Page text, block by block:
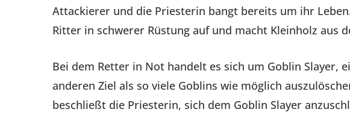
Attackierer und die Priesterin bangt bereits um ihr
Ritter in schwerer Rüstung auf und macht Kleinholz aus
Bei dem Retter in Not handelt es sich um Goblin Slayer,
anderen Ziel als so viele Goblins wie möglich
beschließt die Priesterin, sich dem Goblin Slayer